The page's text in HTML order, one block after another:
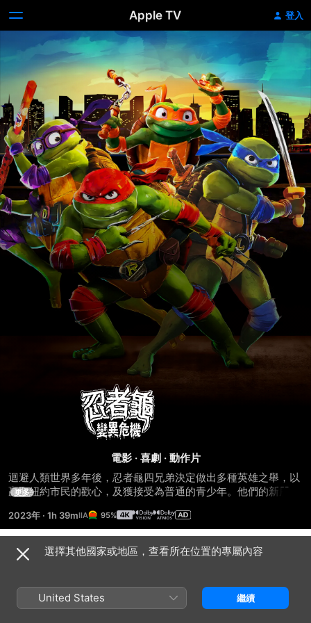
Apple TV 登入
忍
者
龜：
變
異
危
機
電影 · 喜劇 · 動作片
迴避人類世界多年後，忍者龜四兄弟決定做出多種英雄之舉，以
贏取紐約市民的歡心，及獲接受為普通的青少年。他們的新朋友
窘境，必須抵禦變種人軍團的圍攻。
更多
2023年 · 1h 39m 95%
預告片
選擇其他國家或地區，查看所在位置的專屬內容
United States 繼續